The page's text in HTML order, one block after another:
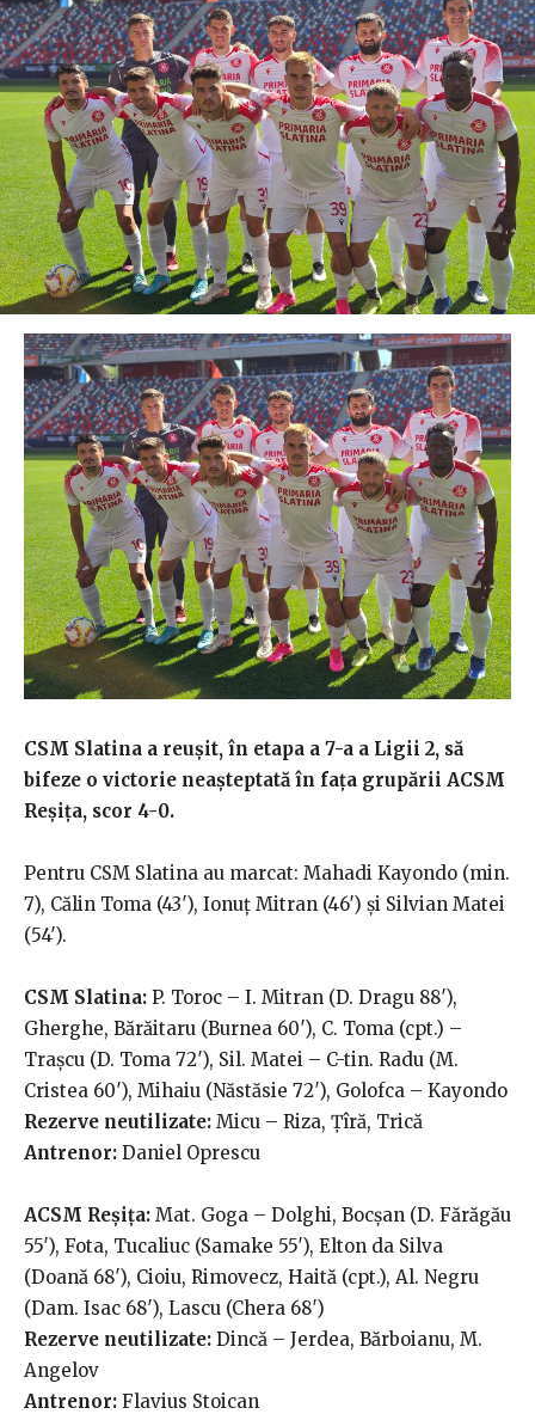
CSM Slatina a reușit, în etapa a 7-a a Ligii 2, să
bifeze o victorie neașteptată în fața grupării ACSM
Reșița, scor 4-0.
Pentru CSM Slatina au marcat: Mahadi Kayondo (min.
7), Călin Toma (43′), Ionuț Mitran (46′) și Silvian Matei
(54′).
CSM Slatina: P. Toroc – I. Mitran (D. Dragu 88′),
Gherghe, Bărăitaru (Burnea 60′), C. Toma (cpt.) –
Trașcu (D. Toma 72′), Sil. Matei – C-tin. Radu (M.
Cristea 60′), Mihaiu (Năstăsie 72′), Golofca – Kayondo
Rezerve neutilizate: Micu – Riza, Țîră, Trică
Antrenor: Daniel Oprescu
ACSM Reșița: Mat. Goga – Dolghi, Bocșan (D. Fărăgău
55′), Fota, Tucaliuc (Samake 55′), Elton da Silva
(Doană 68′), Cioiu, Rimovecz, Haită (cpt.), Al. Negru
(Dam. Isac 68′), Lascu (Chera 68′)
Rezerve neutilizate: Dincă – Jerdea, Bărboianu, M.
Angelov
Antrenor: Flavius Stoican